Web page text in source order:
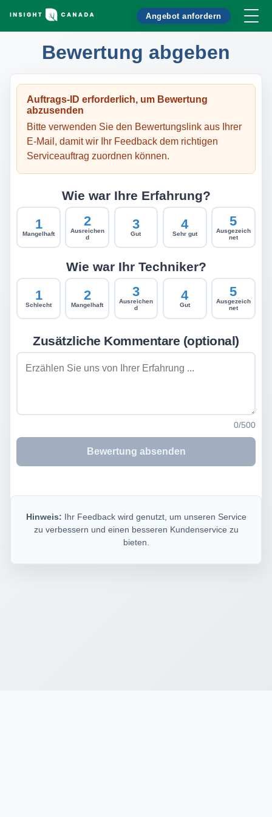
Angebot anfordern
Bewertung abgeben
Auftrags-ID erforderlich, um Bewertung
abzusenden
Bitte verwenden Sie den Bewertungslink aus Ihrer
E-Mail, damit wir Ihr Feedback dem richtigen
Serviceauftrag zuordnen können.
Wie war Ihre Erfahrung?
1
Mangelhaft
2
Ausreichen
d
3
Gut
4
Sehr gut
5
Ausgezeich
net
Wie war Ihr Techniker?
1
Schlecht
2
Mangelhaft
3
Ausreichen
d
4
Gut
5
Ausgezeich
net
Zusätzliche Kommentare (optional)
Kommentare
0/500
Bewertung absenden
Hinweis: Ihr Feedback wird genutzt, um unseren Service
zu verbessern und einen besseren Kundenservice zu
bieten.